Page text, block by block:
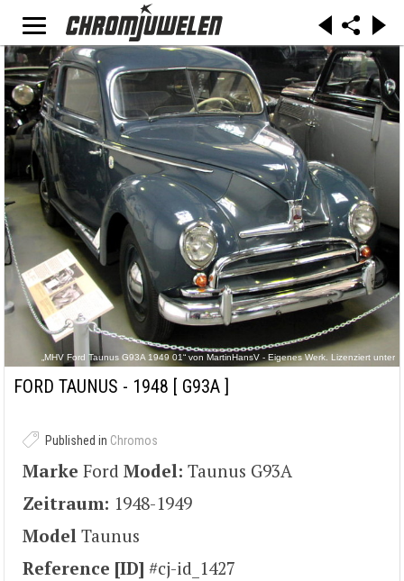
„MHV Ford Taunus G93A 1949 01“ von MartinHansV - Eigenes Werk. Lizenziert unter
Gemeinfrei über Wikimedia Commons -
FORD TAUNUS - 1948 [ G93A ]
Published in Chromos
Marke Ford Model: Taunus G93A
Zeitraum: 1948-1949
Model Taunus
Reference [ID] #cj-id_1427